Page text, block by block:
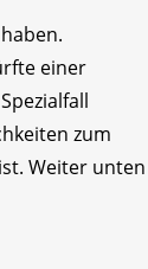
einer
zum
Weiter unten